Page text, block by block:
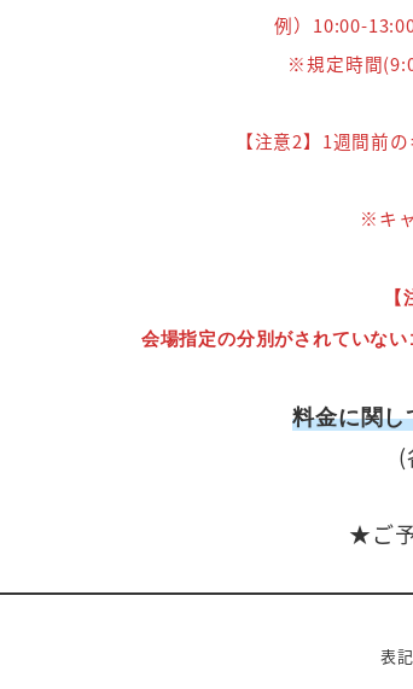
例）10:00-
※規定時間
【注意2】1週間前
※キ
会場指定の分別がされていな
料金に関し
(
★ご
表